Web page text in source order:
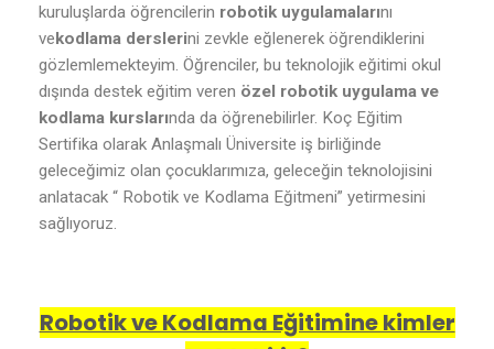
kuruluşlarda öğrencilerin robotik uygulamalarını
vekodlama derslerini zevkle eğlenerek öğrendiklerini
gözlemlemekteyim. Öğrenciler, bu teknolojik eğitimi okul
dışında destek eğitim veren özel robotik uygulama ve
kodlama kurslarında da öğrenebilirler. Koç Eğitim
Sertifika olarak Anlaşmalı Üniversite iş birliğinde
geleceğimiz olan çocuklarımıza, geleceğin teknolojisini
anlatacak “ Robotik ve Kodlama Eğitmeni” yetirmesini
sağlıyoruz.
Robotik ve Kodlama Eğitimine kimler